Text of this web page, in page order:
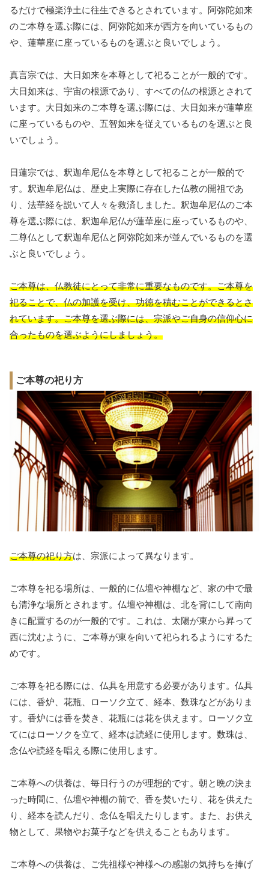
るだけで極楽浄土に往生できるとされています。阿弥陀如来
のご本尊を選ぶ際には、阿弥陀如来が西方を向いているもの
や、蓮華座に座っているものを選ぶと良いでしょう。
真言宗では、大日如来を本尊として祀ることが一般的です。
大日如来は、宇宙の根源であり、すべての仏の根源とされて
います。大日如来のご本尊を選ぶ際には、大日如来が蓮華座
に座っているものや、五智如来を従えているものを選ぶと良
いでしょう。
日蓮宗では、釈迦牟尼仏を本尊として祀ることが一般的で
す。釈迦牟尼仏は、歴史上実際に存在した仏教の開祖であ
り、法華経を説いて人々を救済しました。釈迦牟尼仏のご本
尊を選ぶ際には、釈迦牟尼仏が蓮華座に座っているものや、
二尊仏として釈迦牟尼仏と阿弥陀如来が並んでいるものを選
ぶと良いでしょう。
ご本尊は、仏教徒にとって非常に重要なものです。ご本尊を
祀ることで、仏の加護を受け、功徳を積むことができるとさ
れています。ご本尊を選ぶ際には、宗派やご自身の信仰心に
合ったものを選ぶようにしましょう。
ご本尊の祀り方
ご本尊の祀り方は、宗派によって異なります。
ご本尊を祀る場所は、一般的に仏壇や神棚など、家の中で最
も清浄な場所とされます。仏壇や神棚は、北を背にして南向
きに配置するのが一般的です。これは、太陽が東から昇って
西に沈むように、ご本尊が東を向いて祀られるようにするた
めです。
ご本尊を祀る際には、仏具を用意する必要があります。仏具
には、香炉、花瓶、ローソク立て、経本、数珠などがありま
す。香炉には香を焚き、花瓶には花を供えます。ローソク立
てにはローソクを立て、経本は読経に使用します。数珠は、
念仏や読経を唱える際に使用します。
ご本尊への供養は、毎日行うのが理想的です。朝と晩の決ま
った時間に、仏壇や神棚の前で、香を焚いたり、花を供えた
り、経本を読んだり、念仏を唱えたりします。また、お供え
物として、果物やお菓子などを供えることもあります。
ご本尊への供養は、ご先祖様や神様への感謝の気持ちを捧げ